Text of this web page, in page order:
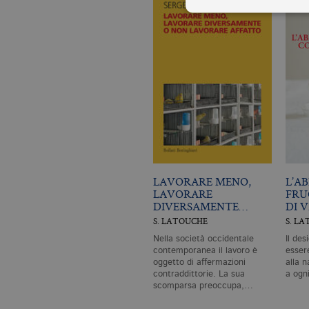
LAVORARE MENO,
LAVORARE
DIVERSAMENTE…
S. LATOUCHE
Nella società occidentale
contemporanea il lavoro è
oggetto di affermazioni
contraddittorie. La sua
scomparsa preoccupa,…
DI
S.
Il
alla
a
I cookie tecnici sono
dell'account. Il sito Web
Garante, i cookie analitici
Nome
CookieScriptConsent
_gid
_gat_UA-96327731-1